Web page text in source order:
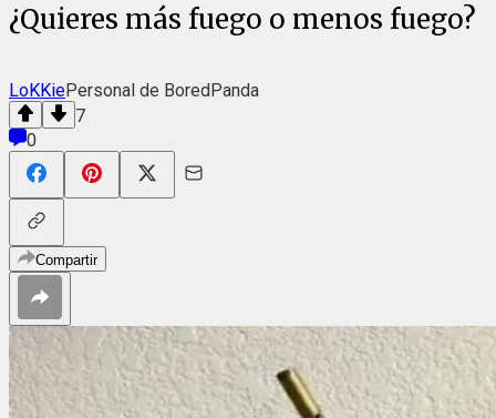
¿Quieres más fuego o menos fuego?
LoKKiePersonal de BoredPanda
7
0
Compartir